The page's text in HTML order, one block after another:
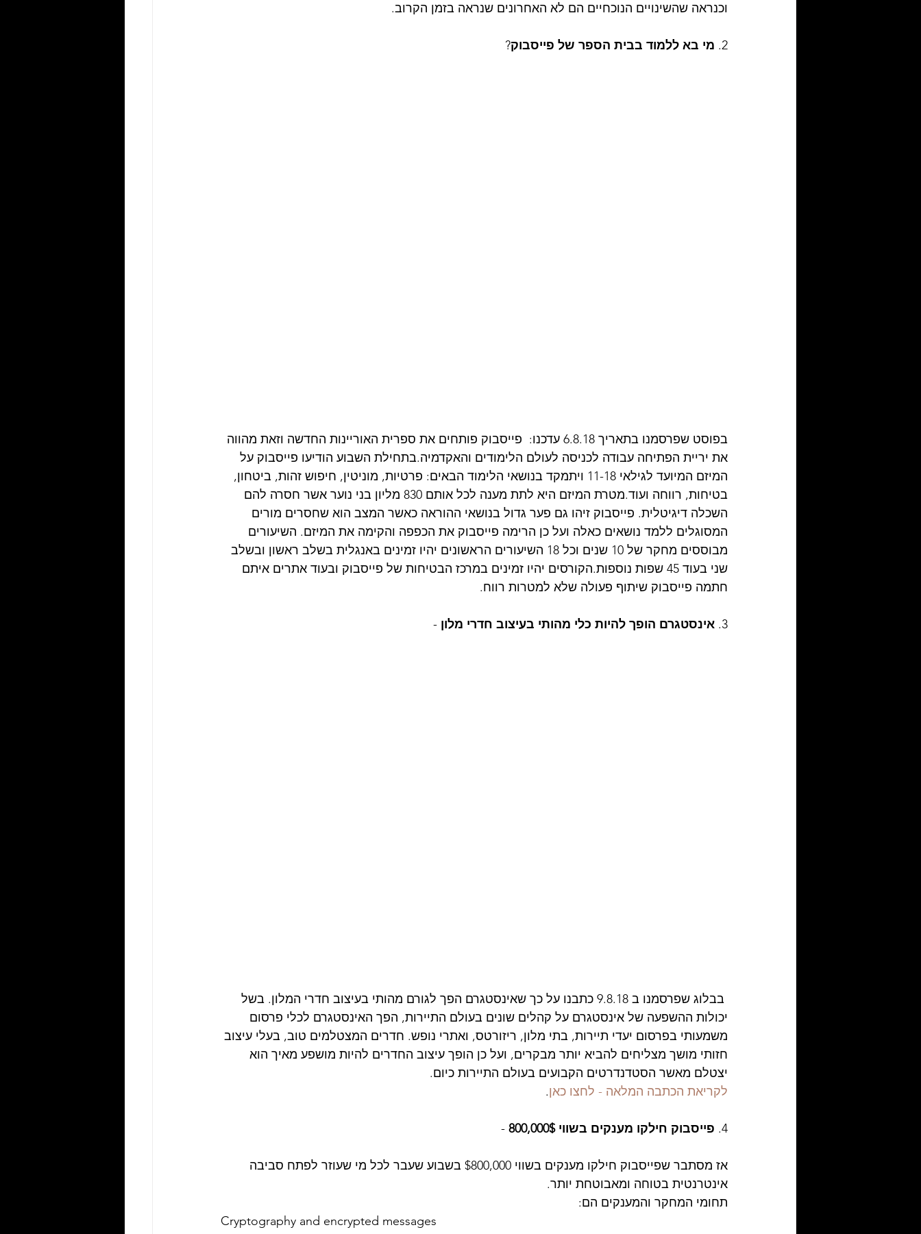
וכנראה שהשינויים הנוכחיים הם לא האחרונים שנראה בזמן הקרוב.
2. מי בא ללמוד בבית הספר של פייסבוק?
בפוסט שפרסמנו בתאריך 6.8.18 עדכנו:  פייסבוק פותחים את ספרית האוריינות החדשה וזאת מהווה
את יריית הפתיחה עבודה לכניסה לעולם הלימודים והאקדמיה.בתחילת השבוע הודיעו פייסבוק על
המיזם המיועד לגילאי 11-18 ויתמקד בנושאי הלימוד הבאים: פרטיות, מוניטין, חיפוש זהות, ביטחון,
בטיחות, רווחה ועוד.מטרת המיזם היא לתת מענה לכל אותם 830 מליון בני נוער אשר חסרה להם
השכלה דיגיטלית. פייסבוק זיהו גם פער גדול בנושאי ההוראה כאשר המצב הוא שחסרים מורים
המסוגלים ללמד נושאים כאלה ועל כן הרימה פייסבוק את הכפפה והקימה את המיזם. השיעורים
מבוססים מחקר של 10 שנים וכל 18 השיעורים הראשונים יהיו זמינים באנגלית בשלב ראשון ובשלב
שני בעוד 45 שפות נוספות.הקורסים יהיו זמינים במרכז הבטיחות של פייסבוק ובעוד אתרים איתם
חתמה פייסבוק שיתוף פעולה שלא למטרות רווח.
3. אינסטגרם הופך להיות כלי מהותי בעיצוב חדרי מלון -
בבלוג שפרסמנו ב 9.8.18 כתבנו על כך שאינסטגרם הפך לגורם מהותי בעיצוב חדרי המלון. בשל
יכולות ההשפעה של אינסטגרם על קהלים שונים בעולם התיירות, הפך האינסטגרם לכלי פרסום
משמעותי בפרסום יעדי תיירות, בתי מלון, ריזורטס, ואתרי נופש. חדרים המצטלמים טוב, בעלי עיצוב
חזותי מושך מצליחים להביא יותר מבקרים, ועל כן הופך עיצוב החדרים להיות מושפע מאיך הוא
יצטלם מאשר הסטדנדרטים הקבועים בעולם התיירות כיום.
לקריאת הכתבה המלאה - לחצו כאן.
4. פייסבוק חילקו מענקים בשווי 800,000$ -
אז מסתבר שפייסבוק חילקו מענקים בשווי $800,000 בשבוע שעבר לכל מי שעוזר לפתח סביבה
אינטרנטית בטוחה ומאבוטחת יותר.
תחומי המחקר והמענקים הם:
Cryptography and encrypted messages